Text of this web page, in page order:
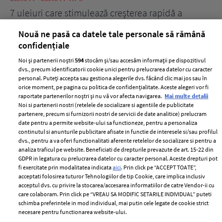
7 uleiuri care stimulează creșterea rapidă a
ELLE Style Awards
2024
Despre ELLE
Romania
Contact
Abonamente
Termeni si conditii
Politica de
confidențialitate
Politica de cookies
Publicitate
Nouă ne pasă ca datele tale personale să rămână
confidențiale
Noi și partenerii noștri594stocăm și/sau accesăm informații pe dispozitivul
dvs., precum identificatorii cookie unici pentru prelucrarea datelor cu caracter
personal. Puteți accepta sau gestiona alegerile dvs. făcând clic mai jos sau în
orice moment, pe pagina cu politica de confidențialitate. Aceste alegeri vor fi
raportate partenerilor noștri și nu vă vor afecta navigarea. Mai multe detalii
Noi si partenerii nostri (retelele de socializare si agentiile de publicitate
partenere, precum si furnizorii nostri de servicii de date analitice) prelucram
date pentru a permite website-ului sa functioneze, pentru a personaliza
continutul si anunturile publicitare afisate in functie de interesele si/sau profilul
dvs., pentru a va oferi functionalitati aferente retelelor de socializare si pentru a
analiza traficul pe website. Beneficiati de drepturile prevazute de art. 15-22 din
GDPR in legatura cu prelucrarea datelor cu caracter personal. Aceste drepturi pot
fi exercitate prin modalitatea indicataaici. Prin click pe “ACCEPT TOATE”,
acceptati folosirea tuturor Tehnologiilor de tip Cookie, care implica inclusiv
acceptul dvs. cu privire la stocarea/accesarea informatiilor de catre Vendor-ii cu
care colaboram. Prin click pe “VREAU SA MODIFIC SETARILE INDIVIDUAL” puteti
schimba preferintele in mod individual, mai putin cele legate de cookie strict
necesare pentru functionarea website-ului.